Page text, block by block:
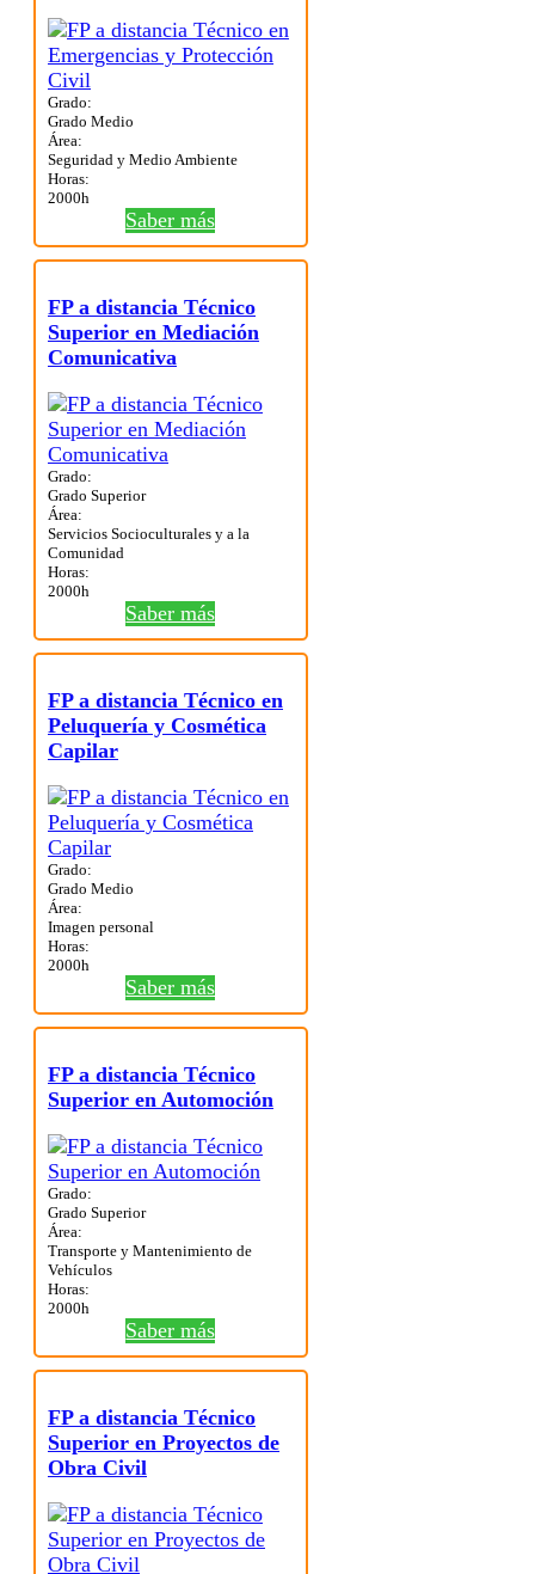
Grado:
Grado Medio
Área:
Seguridad y Medio Ambiente
Horas:
2000h
Saber más
FP a distancia Técnico
Superior en Mediación
Comunicativa
Grado:
Grado Superior
Área:
Servicios Socioculturales y a la
Comunidad
Horas:
2000h
Saber más
FP a distancia Técnico en
Peluquería y Cosmética
Capilar
Grado:
Grado Medio
Área:
Imagen personal
Horas:
2000h
Saber más
FP a distancia Técnico
Superior en Automoción
Grado:
Grado Superior
Área:
Transporte y Mantenimiento de
Vehículos
Horas:
2000h
Saber más
FP a distancia Técnico
Superior en Proyectos de
Obra Civil